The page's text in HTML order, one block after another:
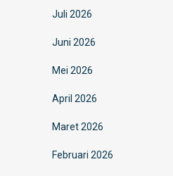
Juli 2026
Juni 2026
Mei 2026
April 2026
Maret 2026
Februari 2026